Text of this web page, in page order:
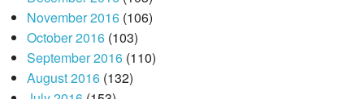
November 2016(106)
October 2016(103)
September 2016(110)
August 2016(132)